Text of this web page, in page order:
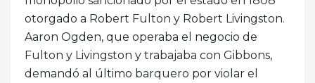
otorgado a Robert Fulton y Robert Livingston.
Aaron Ogden, que operaba el negocio de
Fulton y Livingston y trabajaba con Gibbons,
demandó al último barquero por violar el